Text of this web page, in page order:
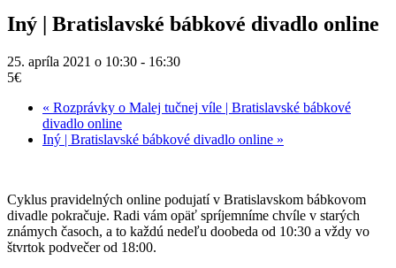
Iný | Bratislavské bábkové divadlo online
25. apríla 2021 o 10:30 - 16:30
5€
« Rozprávky o Malej tučnej víle | Bratislavské bábkové
divadlo online
Iný | Bratislavské bábkové divadlo online »
Cyklus pravidelných online podujatí v Bratislavskom bábkovom
divadle pokračuje. Radi vám opäť spríjemníme chvíle v starých
známych časoch, a to každú nedeľu doobeda od 10:30 a vždy vo
štvrtok podvečer od 18:00.